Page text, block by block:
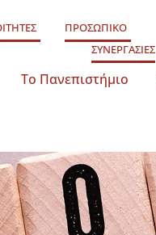
ΠΡΟΣΩΠΙΚΟ
ΣΥΝΕΡΓΑΣΙΕΣ
Το Πανεπιστήμιο